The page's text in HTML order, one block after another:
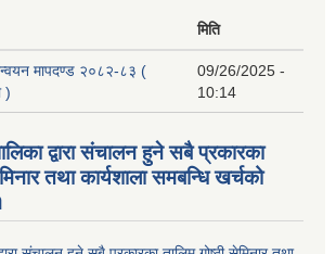
मिति
मापदण्ड २०८२-८३ (
)
09/26/2025 -
10:14
द्वारा संचालन हुने सबै प्रकारका
तथा कार्यशाला समबन्धि खर्चको